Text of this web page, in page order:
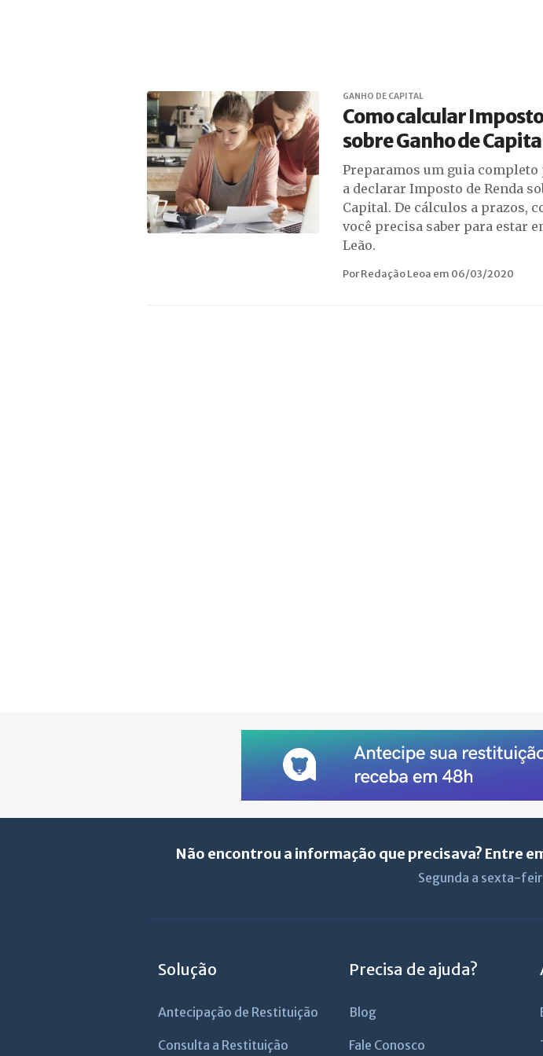
GANHO DE CAPITAL
Como calcular
sobre Ganho de
Preparamos um guia completo
a declarar Imposto de Renda
Capital. De cálculos a prazos,
você precisa saber para estar
Leão.
Por Redação Leoa em 06/03/2020
Não encontrou a informação que precisava? Entre
Segunda a sexta-
Solução
Antecipação de Restituição
Consulta a Restituição
Precisa de ajuda?
Blog
Fale Conosco